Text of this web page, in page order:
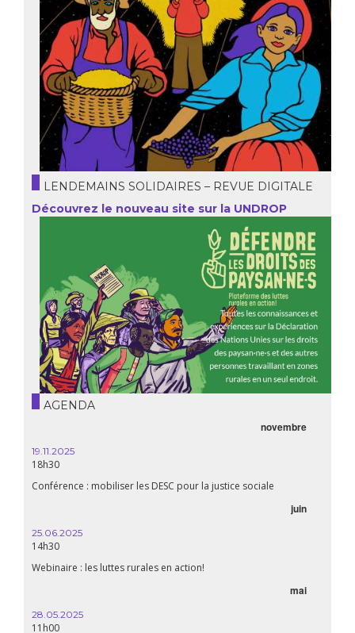
LENDEMAINS SOLIDAIRES – REVUE DIGITALE
Découvrez le nouveau site sur la UNDROP
AGENDA
novembre
19.11.2025
18h30
Conférence : mobiliser les DESC pour la justice sociale
juin
25.06.2025
14h30
Webinaire : les luttes rurales en action!
mai
28.05.2025
11h00